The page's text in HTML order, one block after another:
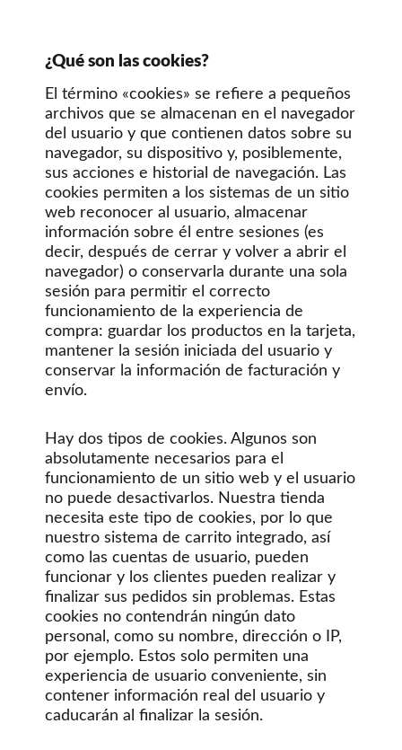
¿Qué son las cookies?
El término «cookies» se refiere a pequeños
archivos que se almacenan en el navegador
del usuario y que contienen datos sobre su
navegador, su dispositivo y, posiblemente,
sus acciones e historial de navegación. Las
cookies permiten a los sistemas de un sitio
web reconocer al usuario, almacenar
información sobre él entre sesiones (es
decir, después de cerrar y volver a abrir el
navegador) o conservarla durante una sola
sesión para permitir el correcto
funcionamiento de la experiencia de
compra: guardar los productos en la tarjeta,
mantener la sesión iniciada del usuario y
conservar la información de facturación y
envío.
Hay dos tipos de cookies. Algunos son
absolutamente necesarios para el
funcionamiento de un sitio web y el usuario
no puede desactivarlos. Nuestra tienda
necesita este tipo de cookies, por lo que
nuestro sistema de carrito integrado, así
como las cuentas de usuario, pueden
funcionar y los clientes pueden realizar y
finalizar sus pedidos sin problemas. Estas
cookies no contendrán ningún dato
personal, como su nombre, dirección o IP,
por ejemplo. Estos solo permiten una
experiencia de usuario conveniente, sin
contener información real del usuario y
caducarán al finalizar la sesión.